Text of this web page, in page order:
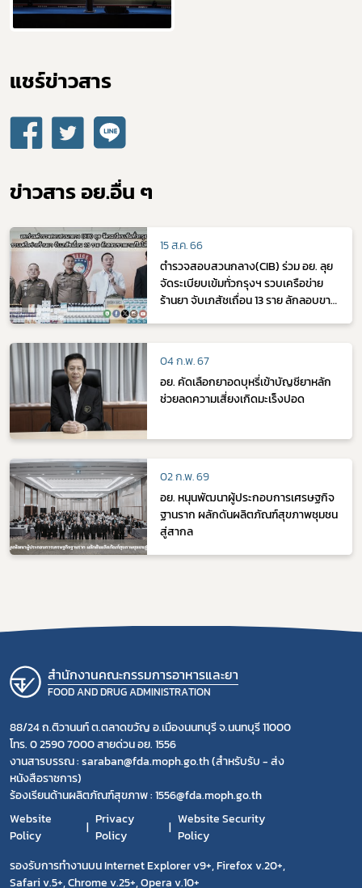
แชร์ข่าวสาร​
ข่าวสาร อย.อื่น ๆ
15 ส.ค. 66
ตำรวจสอบสวนกลาง(CIB) ร่วม อย. ลุย
จัดระเบียบเข้มทั่วกรุงฯ รวบเครือข่าย
ร้านยา จับเภสัชเถื่อน 13 ราย ลักลอบขาย
04 ก.พ. 67
อย. คัดเลือกยาอดบุหรี่เข้าบัญชียาหลัก
ช่วยลดความเสี่ยงเกิดมะเร็งปอด
02 ก.พ. 69
อย. หนุนพัฒนาผู้ประกอบการเศรษฐกิจ
ฐานราก ผลักดันผลิตภัณฑ์สุขภาพชุมชน
สู่สากล
สำนักงานคณะกรรมการอาหารและยา
FOOD AND DRUG ADMINISTRATION
88/24 ถ.ติวานนท์ ต.ตลาดขวัญ อ.เมืองนนทบุรี จ.นนทบุรี 11000
โทร. 0 2590 7000 สายด่วน อย. 1556
งานสารบรรณ : saraban@fda.moph.go.th (สำหรับรับ - ส่ง
หนังสือราชการ)
ร้องเรียนด้านผลิตภัณฑ์สุขภาพ : 1556@fda.moph.go.th
Website
Policy
Privacy
Policy
Website Security
Policy
รองรับการทำงานบน Internet Explorer v9+, Firefox v.20+,
Safari v.5+, Chrome v.25+, Opera v.10+